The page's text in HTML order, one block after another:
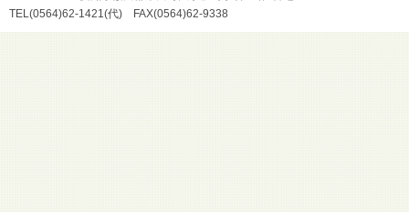
TEL(0564)62-1421(代) FAX(0564)62-9338